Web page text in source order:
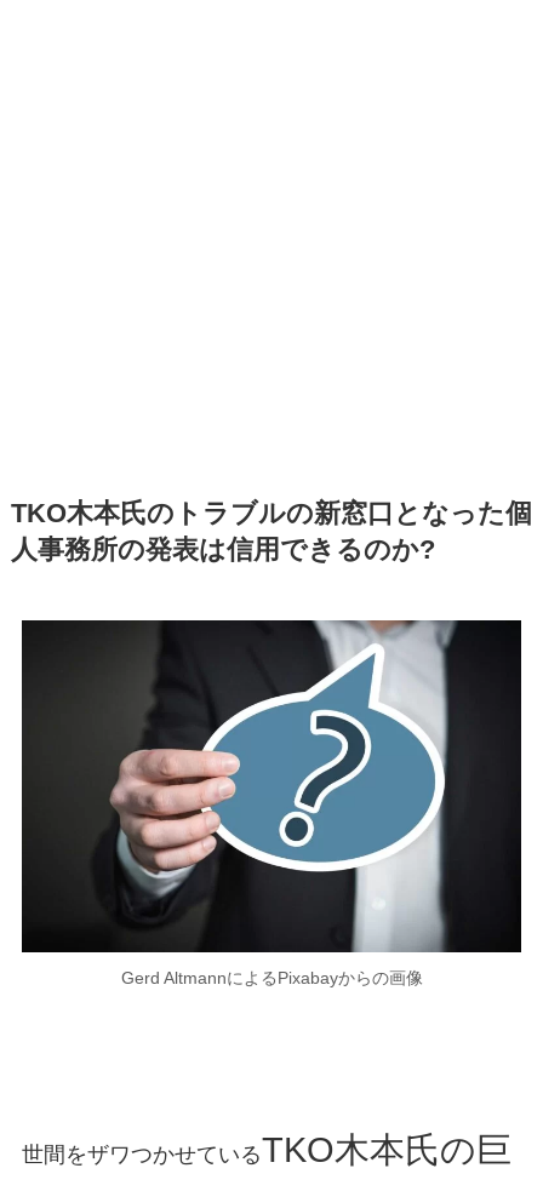
TKO木本氏のトラブルの新窓口となった個
人事務所の発表は信用できるのか?
Gerd AltmannによるPixabayからの画像
世間をザワつかせているTKO木本氏の巨